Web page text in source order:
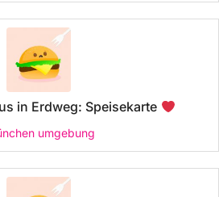
in Erdweg: Speisekarte
umgebung